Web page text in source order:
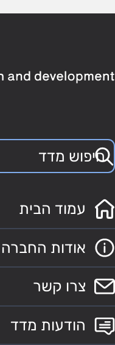
עמוד הבית
אודות החברה
צרו קשר
הודעות מדד